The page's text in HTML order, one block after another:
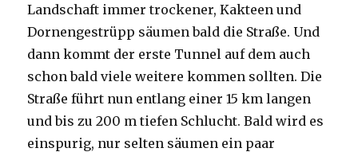
Landschaft immer trockener, Kakteen und
Dornengestrüpp säumen bald die Straße. Und
dann kommt der erste Tunnel auf dem auch
schon bald viele weitere kommen sollten. Die
Straße führt nun entlang einer 15 km langen
und bis zu 200 m tiefen Schlucht. Bald wird es
einspurig, nur selten säumen ein paar